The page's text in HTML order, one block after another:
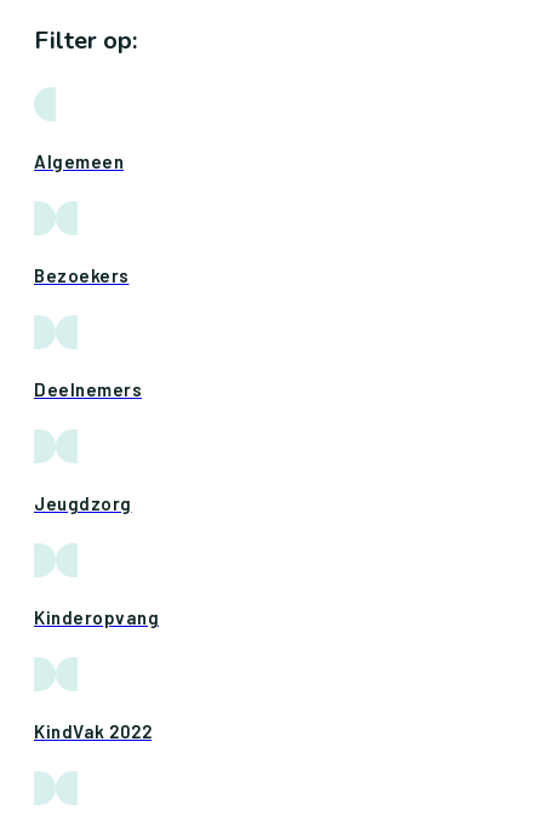
Filter op:
Algemeen
Bezoekers
Deelnemers
Jeugdzorg
Kinderopvang
KindVak 2022